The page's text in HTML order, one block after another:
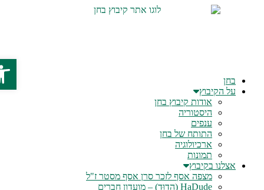
בחן
על הקיבוץ
אודות קיבוץ בחן
היסטוריה
ענפים
התותח של בחן
ארכיולוגיה
תמונות
אצלנו בקיבוץ
מצפה אסף לזכר סרן אסף מסטר ז"ל
HaDude (הדוּד) – מועדון חברים